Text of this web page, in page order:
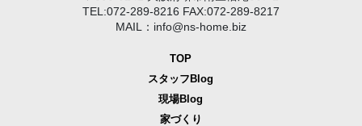
TEL:072-289-8216 FAX:072-289-8217
MAIL：info@ns-home.biz
TOP
スタッフBlog
現場Blog
家づくり